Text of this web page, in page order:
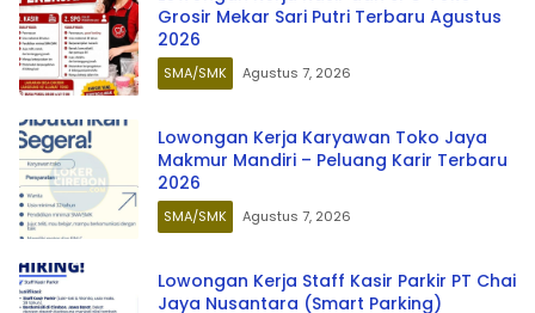
Grosir Mekar Sari Putri Terbaru Agustus
2026
SMA/SMK Agustus 7, 2026
Lowongan Kerja Karyawan Toko Jaya
Makmur Mandiri – Peluang Karir Terbaru
2026
SMA/SMK Agustus 7, 2026
Lowongan Kerja Staff Kasir Parkir PT Chai
Jaya Nusantara (Smart Parking)